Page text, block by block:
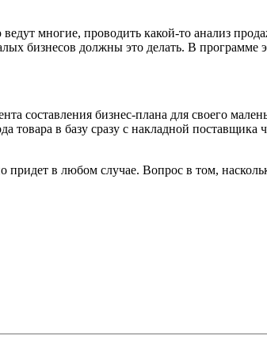
многие, проводить какой-то анализ
бизнесов должны это делать. В программе
составления бизнес-плана для своего
в базу сразу с накладной
в любом случае. Вопрос в том,